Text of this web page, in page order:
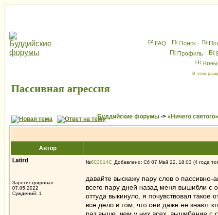
FAQ Поиск
Профиль
В этом
Пассивная агрессия
Буддийские форумы -> «Ничего святого»
Автор
Latird
Зарегистрирован:
07.05.2022
Суждений: 1
№603014 Добавлено: Сб 07 Май 22, 18:03 (4 года
давайте выскажу пару слов о
всего пару дней назад меня вышибли с
оттуда выкинуло, я почувствовал такое
все дело в том, что они даже не знают